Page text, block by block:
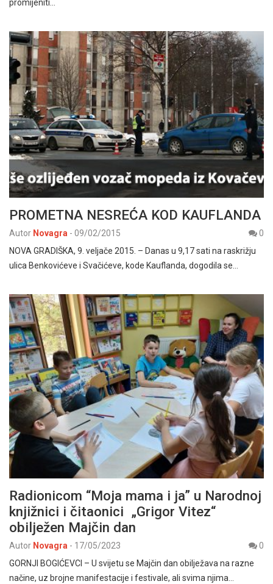
promijeniti…
PROMETNA NESREĆA KOD KAUFLANDA
Autor Novagra - 09/02/2015
0
NOVA GRADIŠKA, 9. veljače 2015. – Danas u 9,17 sati na raskrižju
ulica Benkovićeve i Svačićeve, kode Kauflanda, dogodila se…
Radionicom “Moja mama i ja” u Narodnoj
knjižnici i čitaonici „Grigor Vitez“
obilježen Majčin dan
Autor Novagra - 17/05/2023
0
GORNJI BOGIĆEVCI – U svijetu se Majčin dan obilježava na razne
načine, uz brojne manifestacije i festivale, ali svima njima…